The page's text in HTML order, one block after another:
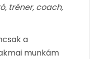
tréner, coach,
a
munkám